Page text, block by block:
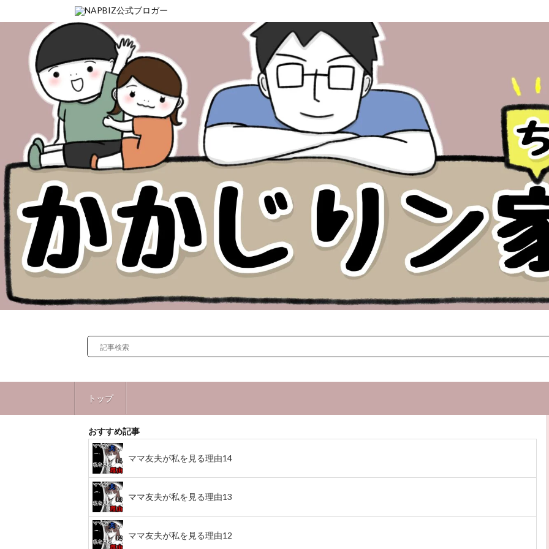
トップ
おすすめ記事
ママ友夫が私を見る理由14
ママ友夫が私を見る理由13
ママ友夫が私を見る理由12